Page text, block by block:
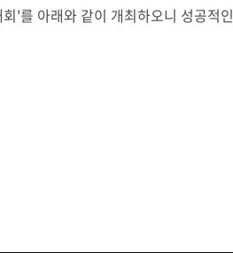
'를 아래와 같이 개최하오니 성공적인